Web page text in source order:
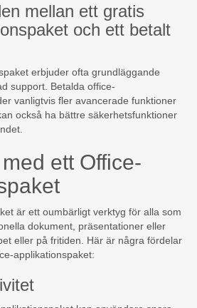
mellan ett gratis
och ett betalt
erbjuder ofta grundläggande
support. Betalda office-
vanligtvis fler avancerade funktioner
också ha bättre säkerhetsfunktioner
ett Office-
är ett oumbärligt verktyg för alla som
dokument, präsentationer eller
eller på fritiden. Här är några fördelar
applikationspaket: